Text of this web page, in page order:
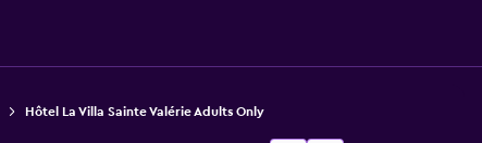
Hôtel La Villa Sainte Valérie Adults Only